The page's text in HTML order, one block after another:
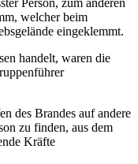
Person, zum anderen
welcher beim
eingeklemmt.
handelt, waren die
des Brandes auf andere
zu finden, aus dem
Kräfte